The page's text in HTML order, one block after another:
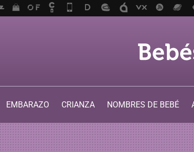
EMBARAZO CRIANZA NOMBRES DE BEBÉ